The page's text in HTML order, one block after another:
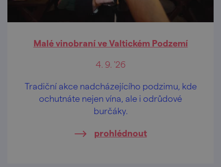
Malé vinobraní ve Valtickém Podzemí
4. 9. '26
Tradiční akce nadcházejícího podzimu, kde
ochutnáte nejen vína, ale i odrůdové
burčáky.
prohlédnout